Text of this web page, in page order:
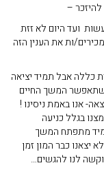
–
ועד היום לא זזת
ות את הענין הזה
כללה אבל תמיד יציאה
שתאפשר המשך החיים
אנו באמת ניסינו !
בגלל כניעה
מתפתח המשך
יצאנו כבר המון זמן
לנו להגשים…